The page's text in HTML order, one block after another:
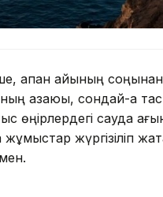
ақпан айының
азаюы, сондай-ақ
өңірлердегі сауда
жүргізіліп